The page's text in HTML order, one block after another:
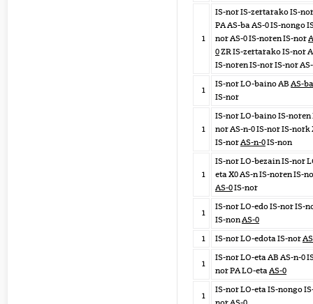
1
IS-nor IS-zertarako IS-nor
PA AS-ba AS-0 IS-nongo
nor AS-0 IS-noren IS-nor
0ZR IS-zertarako IS-nor
IS-noren IS-nor IS-nor
1
IS-nor LO-baino AB AS-
IS-nor
1
IS-nor LO-baino IS-noren
nor AS-n-0 IS-nor IS-nork
IS-norAS-n-0IS-non
1
IS-nor LO-bezain IS-nor
eta X0 AS-n IS-noren IS-
AS-0IS-nor
1
IS-nor LO-edo IS-nor IS-
IS-nonAS-0
1
IS-nor LO-edota IS-nor
1
IS-nor LO-eta AB AS-n-0
nor PA LO-etaAS-0
1
IS-nor LO-eta IS-nongo